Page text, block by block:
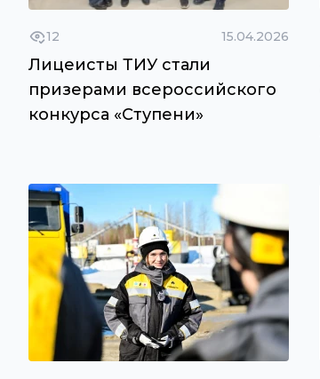
12 15.04.2026
Лицеисты ТИУ стали
призерами всероссийского
конкурса «Ступени»